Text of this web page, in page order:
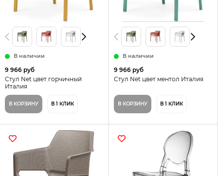
В наличии
9 966 руб
Стул Net цвет горчичный
Италия
В КОРЗИНУ В 1 КЛИК
В наличии
9 966 руб
Стул Net цвет ментол Италия
В КОРЗИНУ В 1 КЛИК